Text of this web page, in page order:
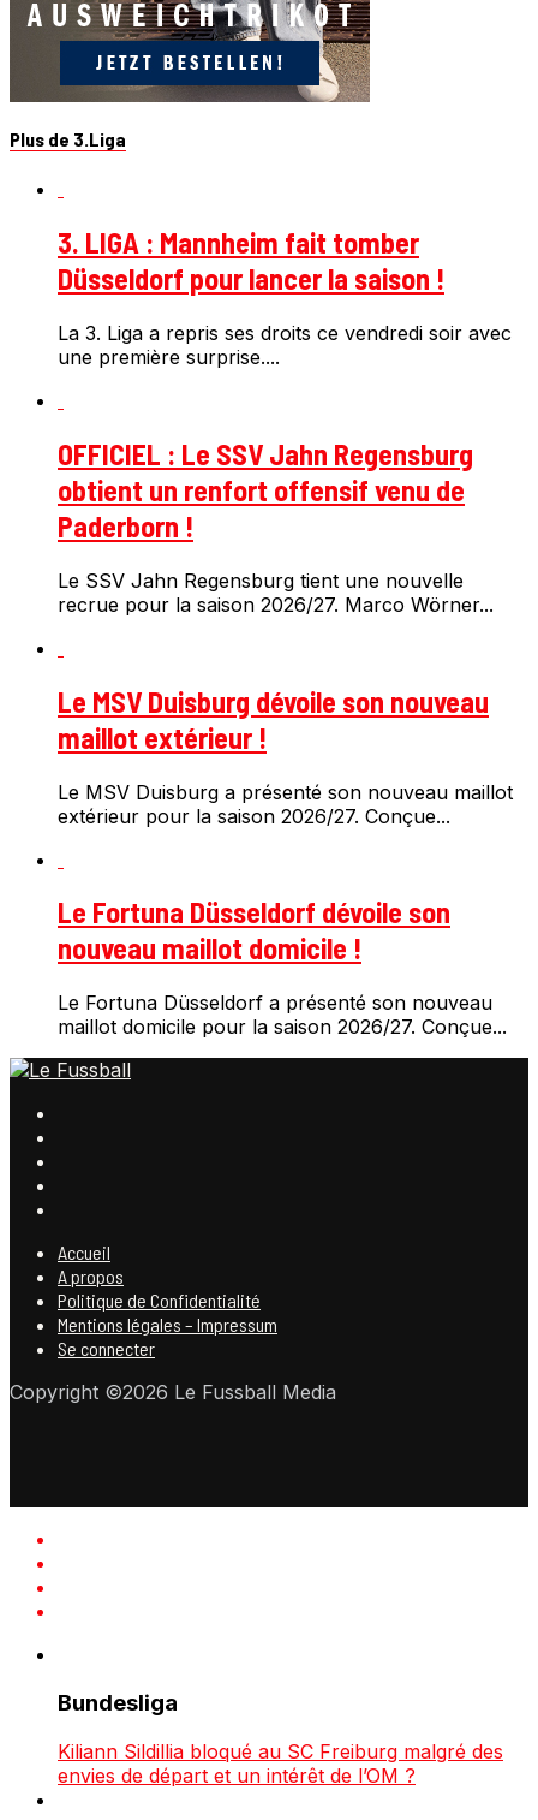
Plus de 3.Liga
3. LIGA : Mannheim fait tomber
Düsseldorf pour lancer la saison !
La 3. Liga a repris ses droits ce vendredi soir avec
une première surprise....
OFFICIEL : Le SSV Jahn Regensburg
obtient un renfort offensif venu de
Paderborn !
Le SSV Jahn Regensburg tient une nouvelle
recrue pour la saison 2026/27. Marco Wörner...
Le MSV Duisburg dévoile son nouveau
maillot extérieur !
Le MSV Duisburg a présenté son nouveau maillot
extérieur pour la saison 2026/27. Conçue...
Le Fortuna Düsseldorf dévoile son
nouveau maillot domicile !
Le Fortuna Düsseldorf a présenté son nouveau
maillot domicile pour la saison 2026/27. Conçue...
Accueil
A propos
Politique de Confidentialité
Mentions légales – Impressum
Se connecter
Copyright ©2026 Le Fussball Media
Bundesliga
Kiliann Sildillia bloqué au SC Freiburg malgré des
envies de départ et un intérêt de l’OM ?